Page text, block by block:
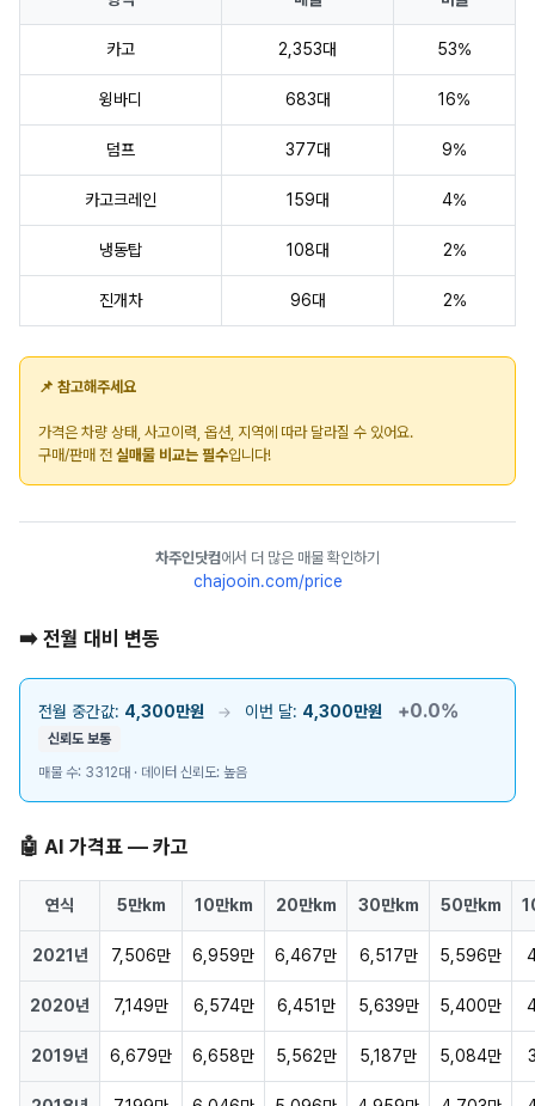
카고 2,353대 53%
윙바디 683대 16%
덤프 377대 9%
카고크레인 159대 4%
냉동탑 108대 2%
진개차 96대 2%
📌 참고해주세요
가격은 차량 상태, 사고이력, 옵션, 지역에 따라 달라질 수 있어요.
구매/판매 전 실매물 비교는 필수입니다!
차주인닷컴에서 더 많은 매물 확인하기
chajooin.com/price
➡️ 전월 대비 변동
전월 중간값: 4,300만원 → 이번 달: 4,300만원 +0.0%
신뢰도 보통
매물 수: 3312대 · 데이터 신뢰도: 높음
🤖 AI 가격표 — 카고
연식 5만km 10만km 20만km 30만km 50만km
2021년 7,506만 6,959만 6,467만 6,517만 5,596만
2020년 7,149만 6,574만 6,451만 5,639만 5,400만
2019년 6,679만 6,658만 5,562만 5,187만 5,084만